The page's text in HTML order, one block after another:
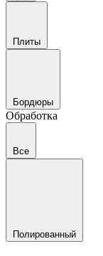
Плиты
Бордюры
Обработка
Все
Полированный